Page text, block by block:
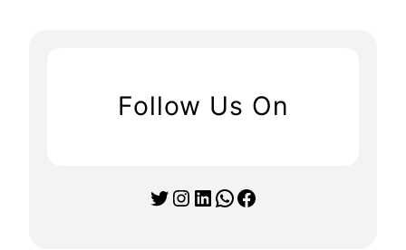
Follow Us On
Twitter Instagram LinkedIn WhatsApp Facebook